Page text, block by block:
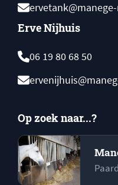
Erve Nijhuis
06 19 80 68 50
Op zoek naar...?